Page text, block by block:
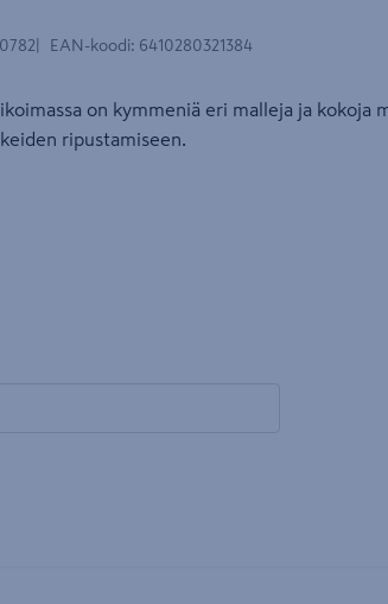
EAN-koodi: 6410280321384
on kymmeniä eri malleja ja kokoja
ripustamiseen.